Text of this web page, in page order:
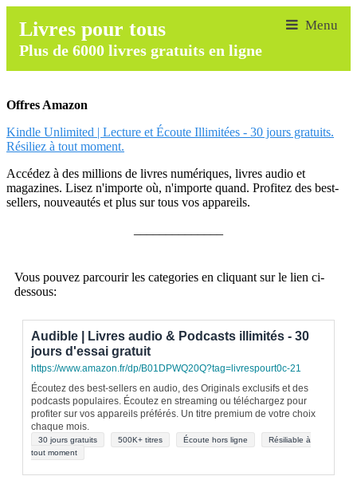
Livres pour tous
Plus de 6000 livres gratuits en ligne
Offres Amazon
Kindle Unlimited | Lecture et Écoute Illimitées - 30 jours gratuits.
Résiliez à tout moment.
Accédez à des millions de livres numériques, livres audio et
magazines. Lisez n'importe où, n'importe quand. Profitez des best-
sellers, nouveautés et plus sur tous vos appareils.
Vous pouvez parcourir les categories en cliquant sur le lien ci-
dessous:
Audible | Livres audio & Podcasts illimités - 30
jours d'essai gratuit
https://www.amazon.fr/dp/B01DPWQ20Q?tag=livrespourt0c-21
Écoutez des best-sellers en audio, des Originals exclusifs et des
podcasts populaires. Écoutez en streaming ou téléchargez pour
profiter sur vos appareils préférés. Un titre premium de votre choix
chaque mois.
30 jours gratuits 500K+ titres Écoute hors ligne
Résiliable à
tout moment